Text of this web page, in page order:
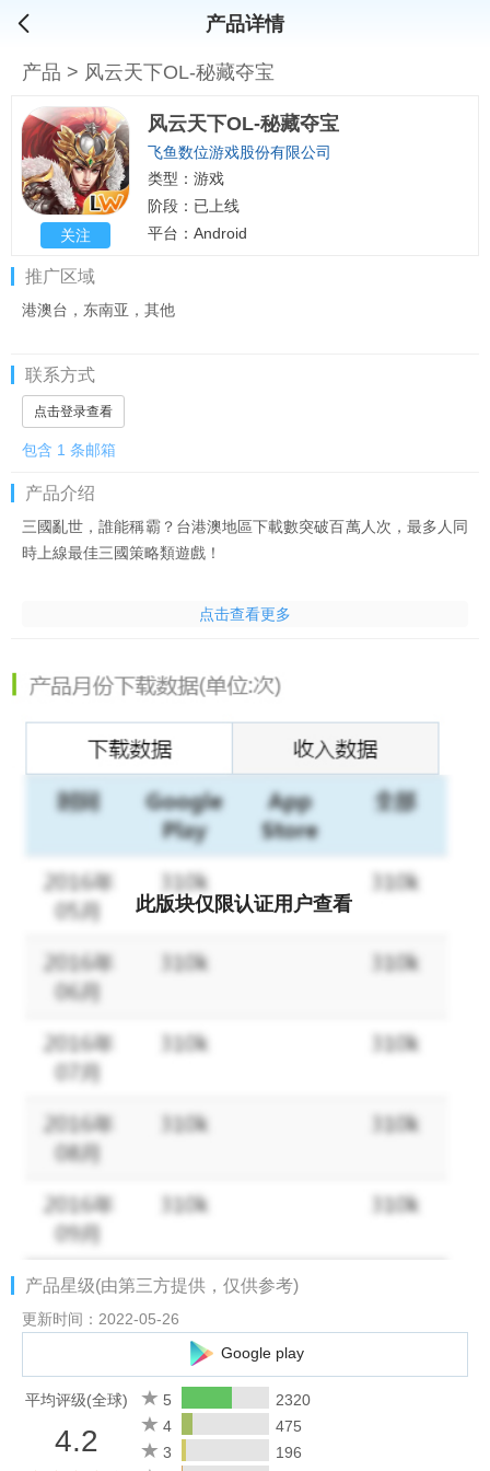
产品详情
产品 > 风云天下OL-秘藏夺宝
关注
风云天下OL-秘藏夺宝
飞鱼数位游戏股份有限公司
类型：游戏
阶段：已上线
平台：Android
推广区域
港澳台，东南亚，其他
联系方式
点击登录查看
包含 1 条邮箱
产品介绍
三國亂世，誰能稱霸？台港澳地區下載數突破百萬人次，最多人同
時上線最佳三國策略類遊戲！
玩家將扮演掌控整個國家的君主，建城練兵，武將養成，巧佈陣
遊戲背景
在，幾度夕陽紅。」手持手機或平板，笑談古今多少事。皇權衰
弱，黃巾作亂，中原動盪……魏、蜀、吳國三分天下，誰能將亂世
終結？風雲天下2.0資料片於此時震撼出擊！玩家加入三國混戰，
拉開爭鬥的帷幕！！
★運籌帷幄，決勝千里
在遊戲中，玩家所扮演的角色不是衝鋒陷陣的一勇之夫，而是掌控
戰？都由你決定！
★排兵列陣，戰法制勝
關鍵！作為戰爭的操控者，你如何挑選出陣將領和行兵佈陣，將成
為制勝的關鍵！
三國亂世，名臣猛將層出不窮。神勇無敵的有呂布、趙雲、張飛、
關羽，智計無雙有諸葛、郭嘉一展奇謀！這些三國名人都將一一登
★隨時征戰，永不下線
上班了，上課了，要睡覺了，下捷運了，手機沒電了，不得不退出
線時絕不會少了一絲一毫。
讓你走到哪裡，戰到哪裡！
官方Facebook粉絲團：https://www.facebook.com/fytxonline
本軟體依中華民國遊戲軟體分級管理辦法分類為：輔12級
点击查看更多
此版块仅限认证用户查看
产品星级(由第三方提供，仅供参考)
更新时间：2022-05-26
Google play
平均评级(全球)
4.2
5
2320
4
475
3
196